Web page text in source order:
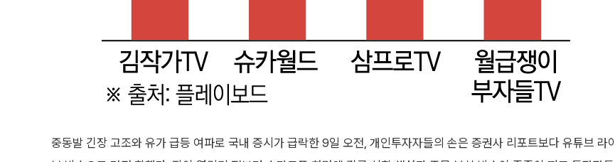
중동발 긴장 고조와 유가 급등 여파로 국내 증시가 급락한 9일 오전, 개인투자자들의 손은 증권사 리포트보다 유튜브 라이